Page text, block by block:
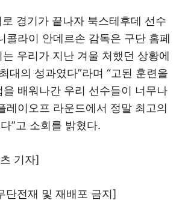
경기가 끝나자 북스테후데 선수
콜라이 안데르손 감독은 구단 홈페
는 우리가 지난 겨울 처했던 상황에
대의 성과였다”라며 “고된 훈련을
을 배워나간 우리 선수들이 너무나
레이오프 라운드에서 정말 최고의
”고 소회를 밝혔다.
기자]
전재 및 재배포 금지]